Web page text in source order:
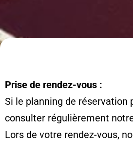
Prise de rendez-vous :
Si le planning de
consulter régulièrement
Lors de votre rendez-vous,